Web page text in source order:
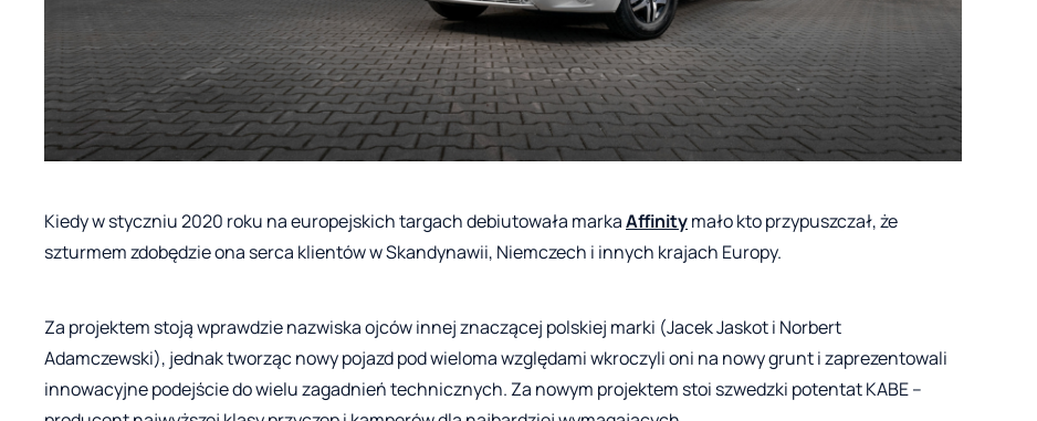
Kiedy w styczniu 2020 roku na europejskich targach debiutowała markaAffinitymało kto przypuszczał, że
szturmem zdobędzie ona serca klientów w Skandynawii, Niemczech i innych krajach Europy.
Za projektem stoją wprawdzie nazwiska ojców innej znaczącej polskiej marki (Jacek Jaskot i Norbert
Adamczewski), jednak tworząc nowy pojazd pod wieloma względami wkroczyli oni na nowy grunt i zaprezentowali
innowacyjne podejście do wielu zagadnień technicznych. Za nowym projektem stoi szwedzki potentat KABE –